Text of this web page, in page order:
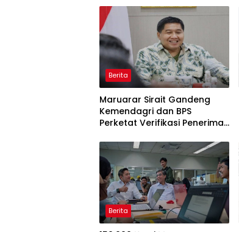
Berita
Maruarar Sirait Gandeng
Kemendagri dan BPS
Perketat Verifikasi Penerima
Berita